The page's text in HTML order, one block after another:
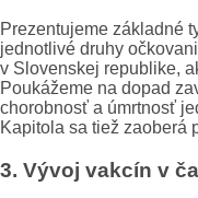
Prezentujeme základné
jednotlivé druhy
v Slovenskej republike,
Poukážeme na dopad
chorobnosť a úmrtnosť
Kapitola sa tiež zaoberá
3. Vývoj vakcín v